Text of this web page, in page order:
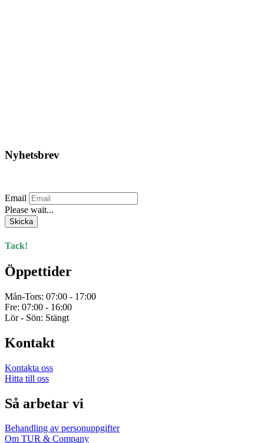
De
väljas
på
Nyhetsbrev
Email
Please wait...
Skicka
Tack!
Öppettider
Mån-Tors: 07:00 - 17:00
Fre: 07:00 - 16:00
Lör - Sön: Stängt
Kontakt
Kontakta oss
Hitta till oss
Så arbetar vi
Behandling av personuppgifter
Om TUR & Company